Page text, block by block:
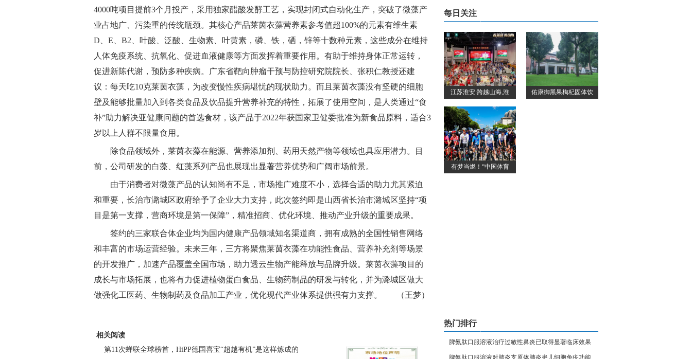
4000吨项目提前3个月投产，采用独家醋酸发酵工艺，实现封闭式自动化生产，突破了微藻产
业占地广、污染重的传统瓶颈。其核心产品莱茵衣藻营养素参考值超100%的元素有维生素
D、E、B2、叶酸、泛酸、生物素、叶黄素，磷、铁，硒，锌等十数种元素，这些成分在维持
人体免疫系统、抗氧化、促进血液健康等方面发挥着重要作用。有助于维持身体正常运转，
促进新陈代谢，预防多种疾病。广东省靶向肿瘤干预与防控研究院院长、张积仁教授还建
议：每天吃10克莱茵衣藻，为改变慢性疾病堪忧的现状助力。而且莱茵衣藻没有坚硬的细胞
壁及能够批量加入到各类食品及饮品提升营养补充的特性，拓展了使用空间，是人类通过“食
补”助力解决亚健康问题的首选食材，该产品于2022年获国家卫健委批准为新食品原料，适合3
岁以上人群不限量食用。
除食品领域外，莱茵衣藻在能源、营养添加剂、药用天然产物等领域也具应用潜力。目
前，公司研发的白藻、红藻系列产品也展现出显著营养优势和广阔市场前景。
由于消费者对微藻产品的认知尚有不足，市场推广难度不小，选择合适的助力尤其紧迫
和重要，长治市潞城区政府给予了企业大力支持，此次签约即是山西省长治市潞城区坚持“项
目是第一支撑，营商环境是第一保障”，精准招商、优化环境、推动产业升级的重要成果。
签约的三家联合体企业均为国内健康产品领域知名渠道商，拥有成熟的全国性销售网络
和丰富的市场运营经验。未来三年，三方将聚焦莱茵衣藻在功能性食品、营养补充剂等场景
的开发推广，加速产品覆盖全国市场，助力透云生物产能释放与品牌升级。莱茵衣藻项目的
成长与市场拓展，也将有力促进植物蛋白食品、生物药制品的研发与转化，并为潞城区做大
做强化工医药、生物制药及食品加工产业，优化现代产业体系提供强有力支撑。 （王梦）
相关阅读
第11次蝉联全球榜首，HiPP德国喜宝“超越有机”是这样炼成的
每日关注
江苏淮安:跨越山海,淮 佑康御黑果枸杞固体饮
有梦当燃！“中国体育
热门排行
脾氨肽口服溶液治疗过敏性鼻炎已取得显著临床效果
脾氨肽口服溶液对肺炎支原体肺炎患儿细胞免疫功能